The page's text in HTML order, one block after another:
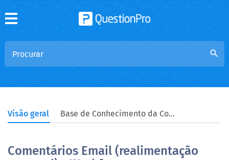
search
Visão geral Base de Conhecimento da Comunidade
Comentários Email (realimentação